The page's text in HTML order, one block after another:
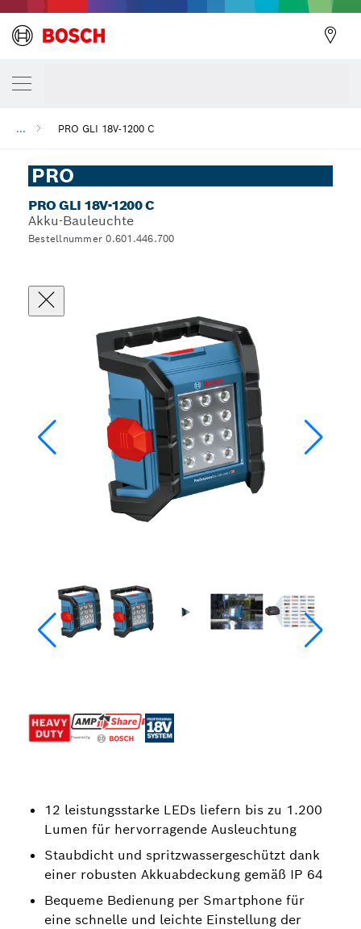
... PRO GLI 18V-1200 C
PRO
PRO GLI 18V-1200 C
Akku-Bauleuchte
Bestellnummer 0.601.446.700
12 leistungsstarke LEDs liefern bis zu 1.200
Lumen für hervorragende Ausleuchtung
Staubdicht und spritzwassergeschützt dank
einer robusten Akkuabdeckung gemäß IP 64
Bequeme Bedienung per Smartphone für
eine schnelle und leichte Einstellung der